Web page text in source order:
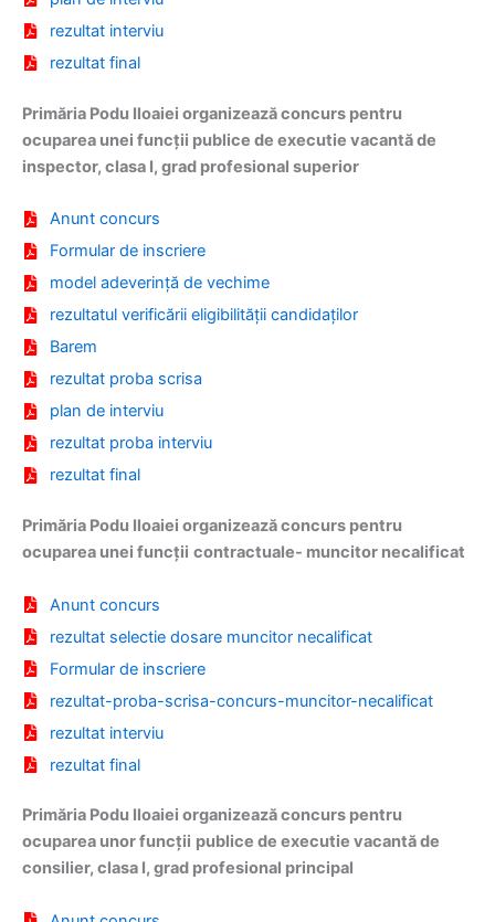
rezultat interviu
rezultat final
Primăria Podu Iloaiei organizează concurs pentru
ocuparea unei funcții publice de executie vacantă de
inspector, clasa I, grad profesional superior
Anunt concurs
Formular de inscriere
model adeverință de vechime
rezultatul verificării eligibilității candidaților
Barem
rezultat proba scrisa
plan de interviu
rezultat proba interviu
rezultat final
Primăria Podu Iloaiei organizează concurs pentru
ocuparea unei funcții contractuale- muncitor necalificat
Anunt concurs
rezultat selectie dosare muncitor necalificat
Formular de inscriere
rezultat-proba-scrisa-concurs-muncitor-necalificat
rezultat interviu
rezultat final
Primăria Podu Iloaiei organizează concurs pentru
ocuparea unor funcții publice de executie vacantă de
consilier, clasa I, grad profesional principal